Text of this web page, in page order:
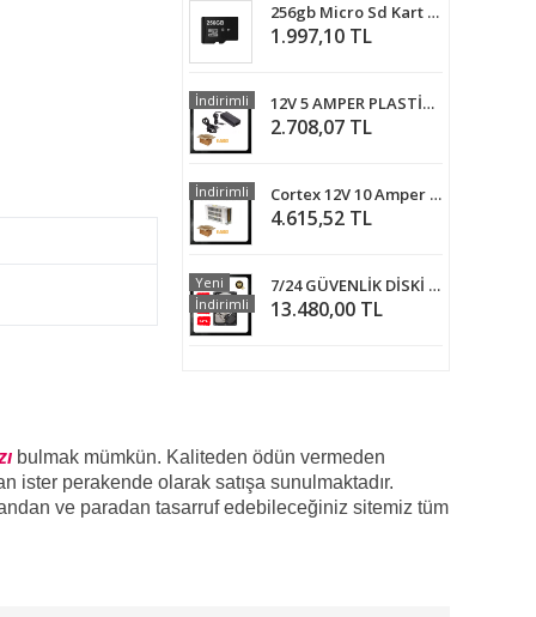
256gb Micro Sd Kart Class 10
1.997,10 TL
12V 5 AMPER PLASTİK SWITCH ADAPTÖR GÜVENLİK KAMERASI ADAPTÖRÜ 5 ADET
2.708,07 TL
İndirimli
Cortex 12V 10 Amper Metal Kasa Kamera Adaptörü 5 Adet Avantajlı Paket
4.615,52 TL
İndirimli
7/24 GÜVENLİK DİSKİ - 4 TB
13.480,00 TL
Yeni
İndirimli
bulmak mümkün. Kaliteden ödün vermeden
ister perakende olarak satışa sunulmaktadır.
ve paradan tasarruf edebileceğiniz sitemiz tüm